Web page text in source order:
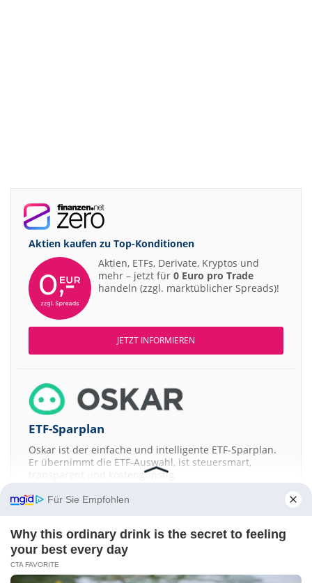
Aktien kaufen zu Top-Konditionen
Aktien, ETFs, Derivate, Kryptos und
mehr – jetzt für 0 Euro pro Trade
handeln (zzgl. marktüblicher Spreads)!
JETZT INFORMIEREN
ETF-Sparplan
Oskar ist der einfache und intelligente ETF-Sparplan.
Er übernimmt die ETF-Auswahl, ist steuersmart,
transparent und kostengünstig.
JETZT MEHR ERFAHREN
Für Sie Empfohlen
Why this ordinary drink is the secret to feeling
your best every day
CTA FAVORITE